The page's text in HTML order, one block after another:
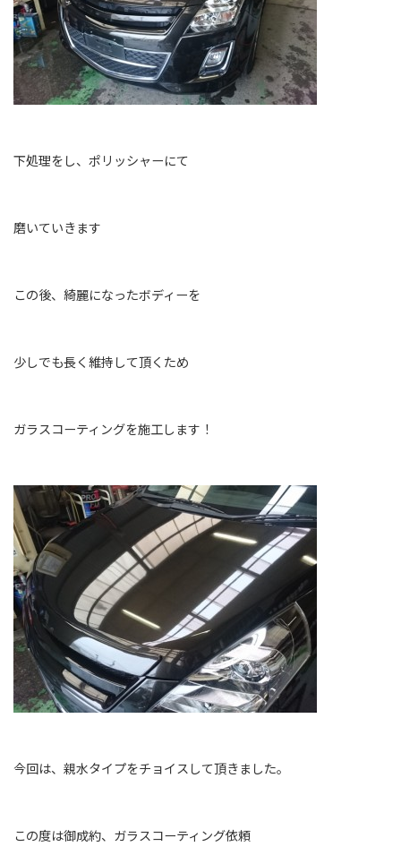
下処理をし、ポリッシャーにて
磨いていきます
この後、綺麗になったボディーを
少しでも長く維持して頂くため
ガラスコーティングを施工します！
今回は、親水タイプをチョイスして頂きました。
この度は御成約、ガラスコーティング依頼